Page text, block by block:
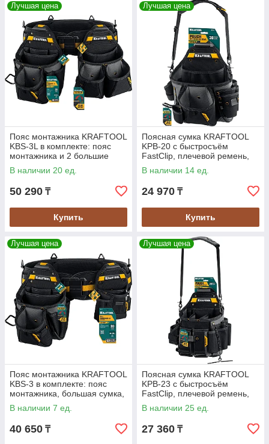
Лучшая цена
Пояс монтажника KRAFTOOL
KBS-3L в комплекте: пояс
монтажника и 2 большие
сумки (38761)
В наличии 20 ед.
50 290 ₸
Купить
Лучшая цена
Поясная сумка KRAFTOOL
KPB-20 с быстросъём
FastClip, плечевой ремень,
20 карманов и петель,
320х310 мм (38767)
В наличии 14 ед.
24 970 ₸
Купить
Лучшая цена
Пояс монтажника KRAFTOOL
KBS-3 в комплекте: пояс
монтажника, большая сумка,
малая сумка (38762)
В наличии 7 ед.
40 650 ₸
Лучшая цена
Поясная сумка KRAFTOOL
KPB-23 с быстросъём
FastClip, плечевой ремень,
23 кармана и петли, 290х310
мм (38766)
В наличии 25 ед.
27 360 ₸